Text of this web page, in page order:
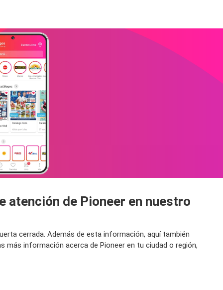
atención de Pioneer en nuestro
cerrada. Además de esta información, aquí también
más información acerca de Pioneer en tu ciudad o región,